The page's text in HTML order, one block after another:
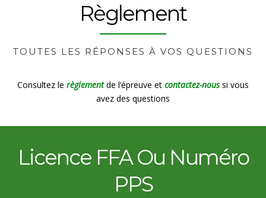
Règlement
TOUTES LES RÉPONSES À VOS QUESTIONS
Consultez le règlementde l’épreuve et contactez-noussi vous
avez des questions
Licence FFA Ou Numéro
PPS